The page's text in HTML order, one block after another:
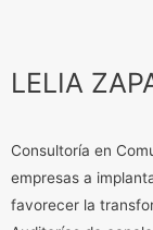
LELIA
Consultoría en
empresas a
favorecer la